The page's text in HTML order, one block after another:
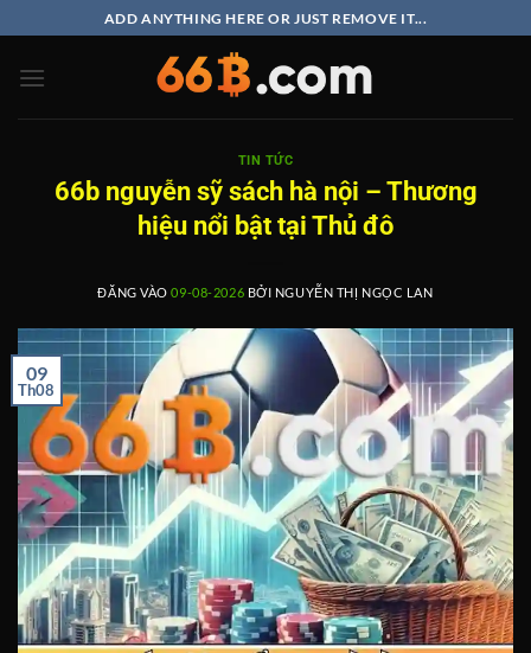
qua
nội
ADD ANYTHING HERE OR JUST REMOVE IT...
TIN TỨC
66b nguyễn sỹ sách hà nội – Thương
hiệu nổi bật tại Thủ đô
ĐĂNG VÀO09-08-2026 BỞI NGUYỄN THỊ NGỌC LAN
09
Th08